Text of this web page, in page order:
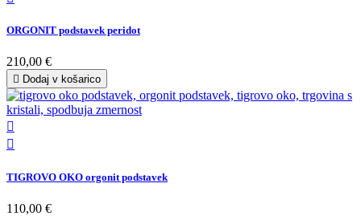
ORGONIT podstavek peridot
210,00 €
 Dodaj v košarico


TIGROVO OKO orgonit podstavek
110,00 €